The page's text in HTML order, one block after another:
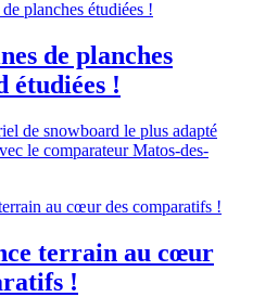
de planches
étudiées !
de snowboard le plus adapté
le comparateur Matos-des-
terrain au cœur
!